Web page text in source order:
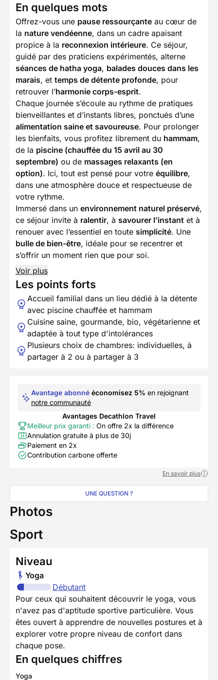
En quelques mots
Offrez-vous une pause ressourçante au cœur de
la nature vendéenne, dans un cadre apaisant
propice à la reconnexion intérieure. Ce séjour,
guidé par des praticiens expérimentés, alterne
séances de hatha yoga, balades douces dans les
marais, et temps de détente profonde, pour
retrouver l’harmonie corps-esprit.
Chaque journée s’écoule au rythme de pratiques
bienveillantes et d’instants libres, ponctués d’une
alimentation saine et savoureuse. Pour prolonger
les bienfaits, vous profitez librement du hammam,
de la piscine (chauffée du 15 avril au 30
septembre) ou de massages relaxants (en
option). Ici, tout est pensé pour votre équilibre,
dans une atmosphère douce et respectueuse de
votre rythme.
Immersé dans un environnement naturel préservé,
ce séjour invite à ralentir, à savourer l’instant et à
renouer avec l’essentiel en toute simplicité. Une
bulle de bien-être, idéale pour se recentrer et
s’offrir un moment rien que pour soi.
Voir plus
Les points forts
Accueil familial dans un lieu dédié à la détente
avec piscine chauffée et hammam
Cuisine saine, gourmande, bio, végétarienne et
adaptée à tout type d'intolérances
Plusieurs choix de chambres: individuelles, à
partager à 2 ou à partager à 3
Avantage abonné économisez 5% en rejoignant
notre communauté
Avantages Decathlon Travel
Meilleur prix garanti : On offre 2x la différence
Annulation gratuite à plus de 30j
Paiement en 2x
Contribution carbone offerte
En savoir plus
UNE QUESTION ?
Photos
Sport
Niveau
Yoga
Débutant
Pour ceux qui souhaitent découvrir le yoga, vous
n'avez pas d'aptitude sportive particulière. Vous
êtes ouvert à apprendre de nouvelles postures et à
explorer votre propre niveau de confort dans
chaque pose.
En quelques chiffres
Yoga